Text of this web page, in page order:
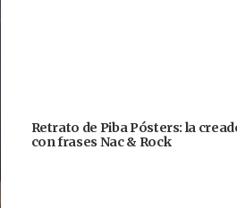
Retrato de Piba Pósters: la
con frases Nac & Rock